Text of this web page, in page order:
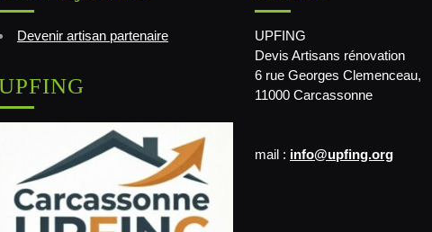
Devenir artisan partenaire
UPFING
Devis Artisans rénovation
6 rue Georges Clemenceau,
11000 Carcassonne
mail : info@upfing.org